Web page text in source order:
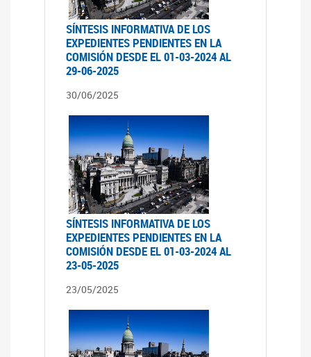
SÍNTESIS INFORMATIVA DE LOS
EXPEDIENTES PENDIENTES EN LA
COMISIÓN DESDE EL 01-03-2024 AL
29-06-2025
30/06/2025
SÍNTESIS INFORMATIVA DE LOS
EXPEDIENTES PENDIENTES EN LA
COMISIÓN DESDE EL 01-03-2024 AL
23-05-2025
23/05/2025